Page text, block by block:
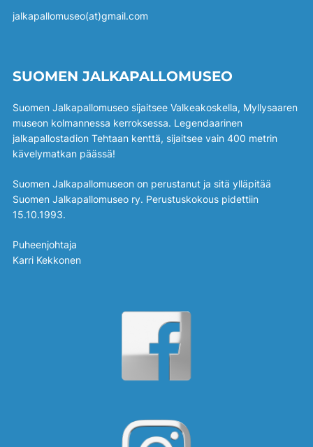
jalkapallomuseo(at)gmail.com
SUOMEN JALKAPALLOMUSEO
Suomen Jalkapallomuseo sijaitsee Valkeakoskella, Myllysaaren
museon kolmannessa kerroksessa. Legendaarinen
jalkapallostadion Tehtaan kenttä, sijaitsee vain 400 metrin
kävelymatkan päässä!
Suomen Jalkapallomuseon on perustanut ja sitä ylläpitää
Suomen Jalkapallomuseo ry. Perustuskokous pidettiin
15.10.1993.
Puheenjohtaja
Karri Kekkonen